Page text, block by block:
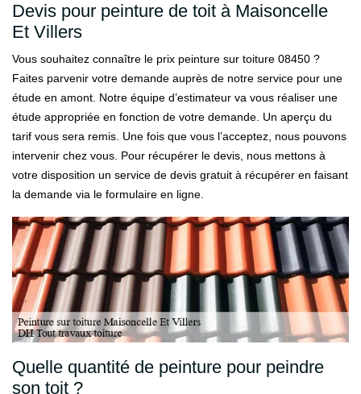
Devis pour peinture de toit à Maisoncelle
Et Villers
Vous souhaitez connaître le prix peinture sur toiture 08450 ?
Faites parvenir votre demande auprès de notre service pour une
étude en amont. Notre équipe d’estimateur va vous réaliser une
étude appropriée en fonction de votre demande. Un aperçu du
tarif vous sera remis. Une fois que vous l’acceptez, nous pouvons
intervenir chez vous. Pour récupérer le devis, nous mettons à
votre disposition un service de devis gratuit à récupérer en faisant
la demande via le formulaire en ligne.
Quelle quantité de peinture pour peindre
son toit ?